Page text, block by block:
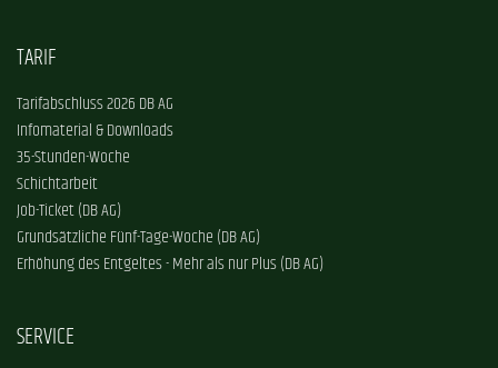
TARIF
Tarifabschluss 2026 DB AG
Infomaterial & Downloads
35-Stunden-Woche
Schichtarbeit
Job-Ticket (DB AG)
Grundsätzliche Fünf-Tage-Woche (DB AG)
Erhöhung des Entgeltes - Mehr als nur Plus (DB AG)
SERVICE